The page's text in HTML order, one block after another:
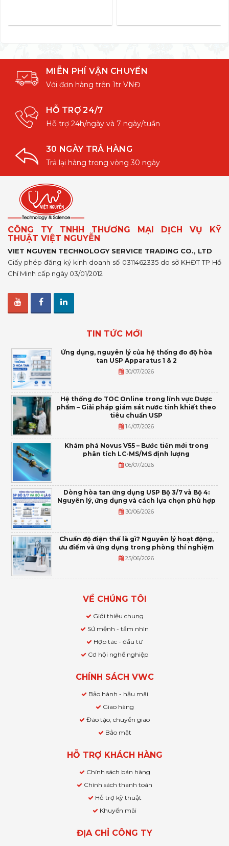
MIỄN PHÍ VẬN CHUYỂN
Với đơn hàng trên 1tr VNĐ
HỖ TRỢ 24/7
Hỗ trợ 24h/ngày và 7 ngày/tuần
30 NGÀY TRẢ HÀNG
Trả lại hàng trong vòng 30 ngày
CÔNG TY TNHH THƯƠNG MẠI DỊCH VỤ KỸ
THUẬT VIỆT NGUYỄN
VIET NGUYEN TECHNOLOGY SERVICE TRADING CO., LTD
Giấy phép đăng ký kinh doanh số 0311462335 do sở KHĐT TP Hồ
Chí Minh cấp ngày 03/01/2012
TIN TỨC MỚI
Ứng dụng, nguyên lý của hệ thống đo độ hòa
tan USP Apparatus 1 & 2
30/07/2026
Hệ thống đo TOC Online trong lĩnh vực Dược
phẩm – Giải pháp giám sát nước tinh khiết theo
tiêu chuẩn USP
14/07/2026
Khám phá Novus V55 – Bước tiến mới trong
phân tích LC-MS/MS định lượng
06/07/2026
Dòng hòa tan ứng dụng USP Bộ 3/7 và Bộ 4:
Nguyên lý, ứng dụng và cách lựa chọn phù hợp
30/06/2026
Chuẩn độ điện thế là gì? Nguyên lý hoạt động,
ưu điểm và ứng dụng trong phòng thí nghiệm
25/06/2026
VỀ CHÚNG TÔI
Giới thiệu chung
Sứ mệnh - tầm nhìn
Hợp tác - đầu tư
Cơ hội nghề nghiệp
CHÍNH SÁCH VWC
Bảo hành - hậu mãi
Giao hàng
Đào tạo, chuyển giao
Bảo mật
HỖ TRỢ KHÁCH HÀNG
Chính sách bán hàng
Chính sách thanh toán
Hỗ trợ kỹ thuật
Khuyến mãi
ĐỊA CHỈ CÔNG TY